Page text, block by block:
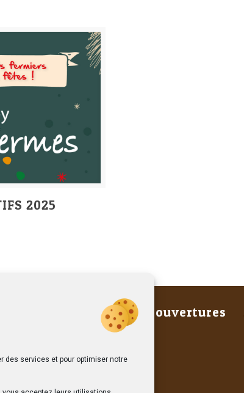
des services et pour optimiser notre
2025
Nos horaires d’ouvertures